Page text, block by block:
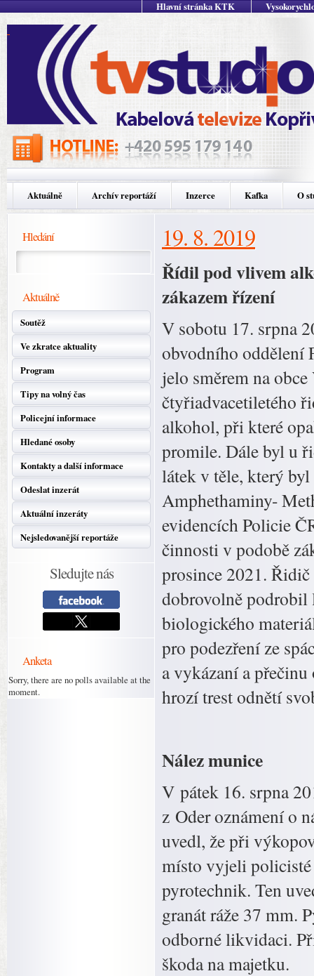
Hlavní stránka KTK
Aktuálně Archív reportáží Inzerce Kafka O
Hledání
Aktuálně
Soutěž
Ve zkratce aktuality
Program
Tipy na volný čas
Policejní informace
Hledané osoby
Kontakty a další informace
Odeslat inzerát
Aktuální inzeráty
Nejsledovanější reportáže
Sledujte nás
Anketa
Sorry, there are no polls available at the
moment.
19. 8. 2019
Řídil pod vlivem
zákazem řízení
V sobotu 17. srpna
obvodního oddělení
jelo směrem na
čtyřiadvacetiletého
alkohol, při které
promile. Dále byl u
látek v těle, který
Amphethaminy-
evidencích Policie
činnosti v podobě
prosince 2021. Řidič
dobrovolně podrobil
biologického
pro podezření ze
a vykázaní a
hrozí trest odnětí
Nález munice
V pátek 16. srpna
z Oder oznámení o
uvedl, že při
místo vyjeli
pyrotechnik. Ten
granát ráže 37 mm.
odborné likvidaci.
škoda na majetku.